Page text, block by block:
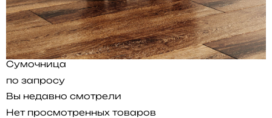
Сумочница
по запросу
Вы недавно смотрели
Нет просмотренных товаров